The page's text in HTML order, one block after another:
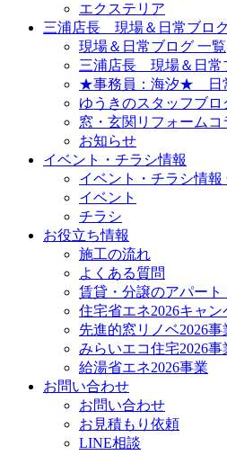
エクステリア
三浦店長 現場＆日常ブロ
現場＆日常ブログ 一覧
三浦店長 現場＆日常
★事務員：海汐★ 日
ゆうきのスタッフブロ
窓・玄関リフォームコ
お知らせ
イベント・チラシ情報
イベント・チラシ情報
イベント
チラシ
お役立ち情報
施工の流れ
よくある質問
賃貸・分譲のアパー
住宅省エネ2026キャン
先進的窓リノベ2026事
みらいエコ住宅2026事
給湯省エネ2026事業
お問い合わせ
お問い合わせ
お見積もり依頼
LINE相談